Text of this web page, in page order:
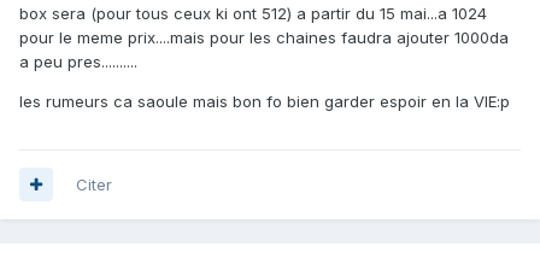
box sera (pour tous ceux ki ont 512) a partir du 15 mai...a 1024
pour le meme prix....mais pour les chaines faudra ajouter 1000da
a peu pres..........
les rumeurs ca saoule mais bon fo bien garder espoir en la VIE:p
Citer